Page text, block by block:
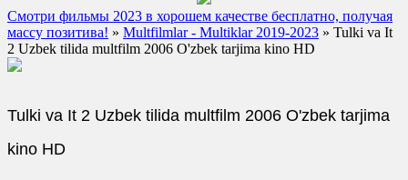
Смотри фильмы 2023 в хорошем качестве бесплатно, получая
массу позитива! » Multfilmlar - Multiklar 2019-2023 » Tulki va It
2 Uzbek tilida multfilm 2006 O'zbek tarjima kino HD
Tulki va It 2 Uzbek tilida multfilm 2006 O'zbek tarjima
kino HD